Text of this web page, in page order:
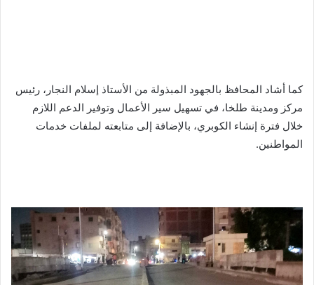
كما أشاد المحافظ بالجهود المبذولة من الأستاذ إسلام النجار، رئيس
مركز ومدينة طلخا، في تسهيل سير الأعمال وتوفير الدعم اللازم
خلال فترة إنشاء الكوبري، بالإضافة إلى متابعته لملفات خدمات
المواطنين.